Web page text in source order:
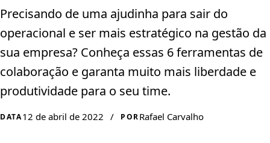
Precisando de uma ajudinha para sair do
operacional e ser mais estratégico na gestão da
sua empresa? Conheça essas 6 ferramentas de
colaboração e garanta muito mais liberdade e
produtividade para o seu time.
DATA12 de abril de 2022 / PORRafael Carvalho